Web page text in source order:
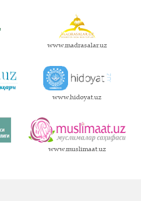
www.madrasalar.uz
www.hidoyat.uz
www.muslimaat.uz